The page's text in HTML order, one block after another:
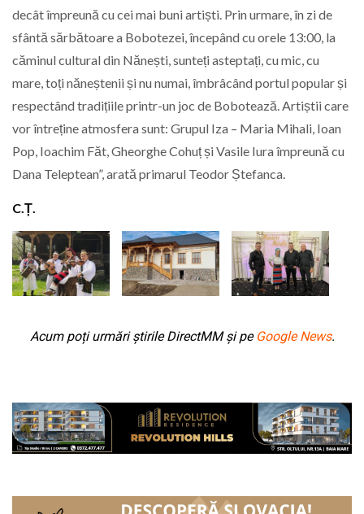
decât împreună cu cei mai buni artiști. Prin urmare, în zi de
sfântă sărbătoare a Bobotezei, începând cu orele 13:00, la
căminul cultural din Nănești, sunteți asteptați, cu mic, cu
mare, toți năneștenii și nu numai, îmbrâcând portul popular și
respectând tradițiile printr-un joc de Bobotează. Artiștii care
vor întreține atmosfera sunt: Grupul Iza – Maria Mihali, Ioan
Pop, Ioachim Făt, Gheorghe Cohuț și Vasile Iura împreună cu
Dana Teleptean”, arată primarul Teodor Ștefanca.
C.Ț.
Acum poți urmări știrile DirectMM și pe Google News.